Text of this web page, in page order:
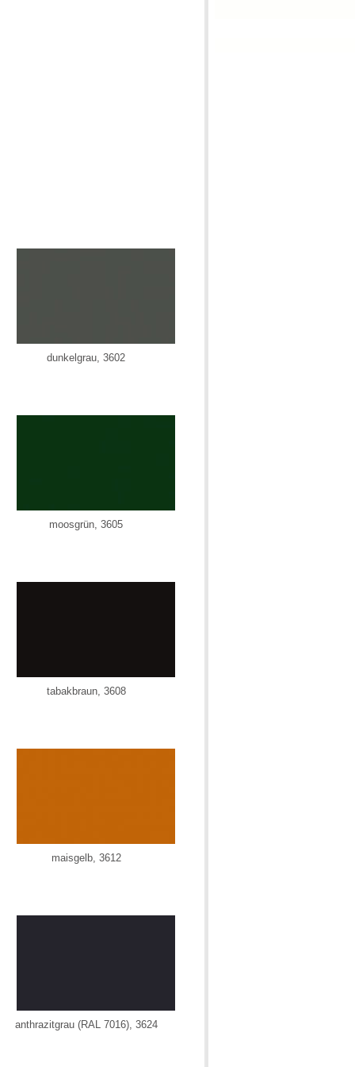
dunkelgrau, 3602
moosgrün, 3605
tabakbraun, 3608
maisgelb, 3612
anthrazitgrau (RAL 7016), 3624